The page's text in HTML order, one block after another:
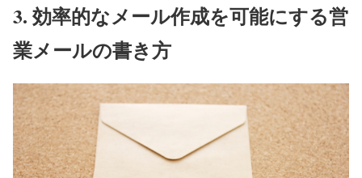
3. 効率的なメール作成を可能にする営
業メールの書き方